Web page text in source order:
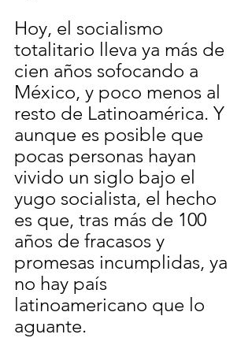
Hoy, el socialismo
totalitario lleva ya más de
cien años sofocando a
México, y poco menos al
resto de Latinoamérica. Y
aunque es posible que
pocas personas hayan
vivido un siglo bajo el
yugo socialista, el hecho
es que, tras más de 100
años de fracasos y
promesas incumplidas, ya
no hay país
latinoamericano que lo
aguante.